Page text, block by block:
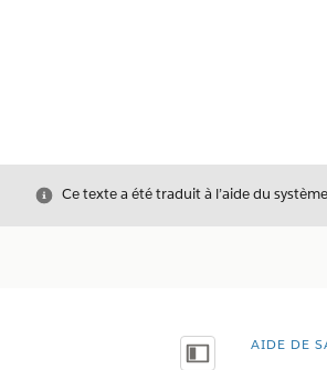
Fermer
Ce texte a été traduit à l’aide du
Afficher la table des
Vous
AIDE DE